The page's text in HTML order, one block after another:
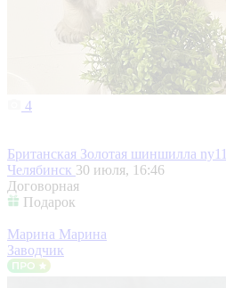
4
Британская Золотая шиншилла ny11
Челябинск 30 июля, 16:46
Договорная
Подарок
Марина Марина
Заводчик